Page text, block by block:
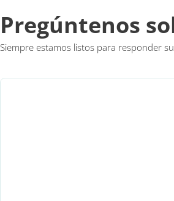
Pregúntenos
Siempre estamos listos para responder